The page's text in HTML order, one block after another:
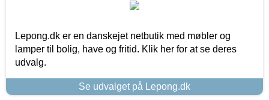
Lepong.dk er en danskejet netbutik med møbler og
lamper til bolig, have og fritid. Klik her for at se deres
udvalg.
Se udvalget på Lepong.dk